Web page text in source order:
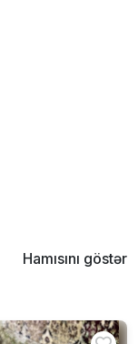
Hamısını göstər